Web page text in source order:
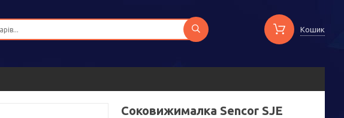
Кошик
Соковижималка Sencor SJE